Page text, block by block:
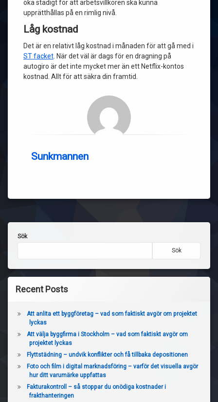
öka stadigt för att arbetsvillkoren ska kunna
upprätthållas på en rimlig nivå.
Låg kostnad
Det är en relativt låg kostnad i månaden för att gå med i
ST facket . När det väl är dags för en dragning på
autogiro är det inte mycket mer än ett Netflix-kontos
kostnad. Allt för att säkra din framtid.
Sunkmannen
Sök
Sök
Recent Posts
Att anlita ett byggföretag – vad som faktiskt avgör om projektet
lyckas
Att välja byggfirma i Stockholm – vad som faktiskt avgör om
projektet lyckas
Flyttstädning – undvik konflikter och få tillbaka depositionen
Foto och film i digital marknadsföring – varför det visuella avgör
hur ditt varumärke uppfattas
Fakturakontroll – så stoppar du onödiga kostnader i
frakthanteringen